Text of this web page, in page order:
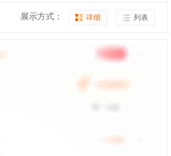
展示方式： 详细 列表